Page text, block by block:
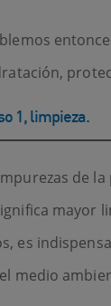
1, limpieza.
de
es
medio